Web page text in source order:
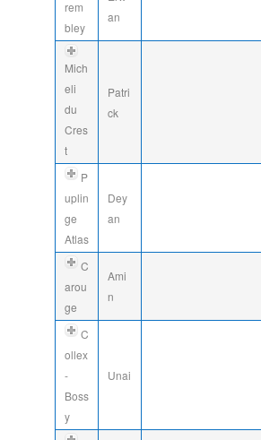
rem
bley
an
Mich
eli
du
Cres
t
Patri
ck
P
uplin
ge
Atlas
Dey
an
C
arou
ge
Ami
n
C
ollex
-
Boss
y
Unai